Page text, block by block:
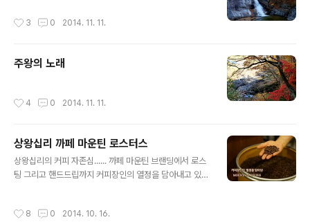
3 0 2014. 11. 11.
주왕의 노래
4 0 2014. 11. 11.
상왕십리 까페 마운틴 로스터스
상왕십리의 커피 자존심...... 까페 마운틴 브랜딩에서 로스
팅 그리고 핸드드립까지 커피장인의 열정을 담아내고 있는
맛을 기억해내고 맞춤형 커피를 내려주는 서비스는..... 이
8 0 2014. 10. 16.